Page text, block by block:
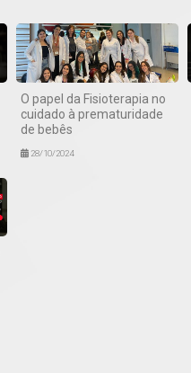
O papel da Fisioterapia no
cuidado à prematuridade
de bebês
28/10/2024